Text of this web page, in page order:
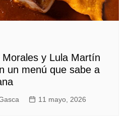
y Lula Martín
un menú que sabe a
11 mayo, 2026